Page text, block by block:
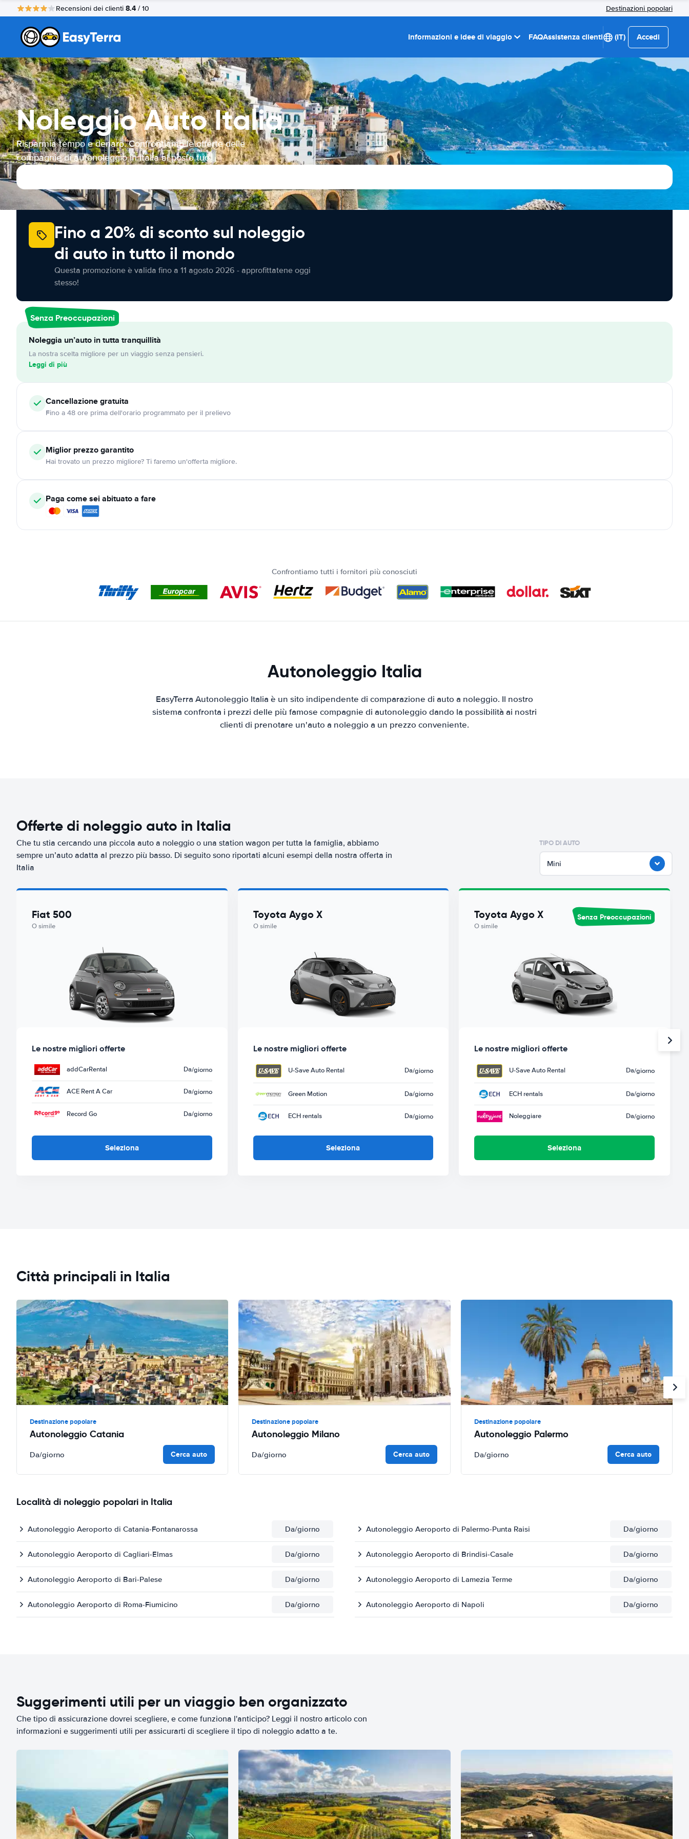
Recensioni dei clienti 8.4 / 10 Destinazioni popolari
Informazioni e idee di viaggio FAQAssistenza clienti (IT) Accedi
Noleggio Auto Italia
Risparmia tempo e denaro. Confrontiamo le offerte delle
compagnie di autonoleggio in Italia al posto tuo.
Fino a 20% di sconto sul noleggio
di auto in tutto il mondo
Questa promozione è valida fino a 11 agosto 2026 - approfittatene oggi
stesso!
Senza Preoccupazioni
Noleggia un’auto in tutta tranquillità
La nostra scelta migliore per un viaggio senza pensieri.
Leggi di più
Cancellazionegratuita
Fino a 48 ore prima dell'orario programmato per il prelievo
Miglior prezzo garantito
Hai trovato un prezzo migliore? Ti faremo un'offerta migliore.
Paga come sei abituato a fare
Confrontiamo tutti i fornitori più conosciuti
Autonoleggio Italia
EasyTerra Autonoleggio Italia è un sito indipendente di comparazione di auto a noleggio. Il nostro
sistema confronta i prezzi delle più famose compagnie di autonoleggio dando la possibilità ai nostri
clienti di prenotare un'auto a noleggio a un prezzo conveniente.
Offerte di noleggio auto in Italia
Che tu stia cercando una piccola auto a noleggio o una station wagon per tutta la famiglia, abbiamo
sempre un’auto adatta al prezzo più basso. Di seguito sono riportati alcuni esempi della nostra offerta in
Italia
TIPO DI AUTO
Mini
Fiat 500
O simile
Le nostre migliori offerte
addCarRental Da/giorno
ACE Rent A Car Da/giorno
Record Go Da/giorno
Seleziona
Toyota Aygo X
O simile
Le nostre migliori offerte
U-Save Auto Rental Da/giorno
Green Motion Da/giorno
ECH rentals Da/giorno
Seleziona
Toyota Aygo X
O simile
Senza Preoccupazioni
Le nostre migliori offerte
U-Save Auto Rental Da/giorno
ECH rentals Da/giorno
Noleggiare Da/giorno
Seleziona
Città principali in Italia
Destinazione popolare
Autonoleggio Catania
Da/giorno Cerca auto
Destinazione popolare
Autonoleggio Milano
Da/giorno Cerca auto
Destinazione popolare
Autonoleggio Palermo
Da/giorno Cerca auto
Località di noleggio popolari in Italia
Autonoleggio Aeroporto di Catania-Fontanarossa Da/giorno Autonoleggio Aeroporto di Palermo-Punta Raisi Da/giorno
Autonoleggio Aeroporto di Cagliari-Elmas Da/giorno Autonoleggio Aeroporto di Brindisi-Casale Da/giorno
Autonoleggio Aeroporto di Bari-Palese Da/giorno Autonoleggio Aeroporto di Lamezia Terme Da/giorno
Autonoleggio Aeroporto di Roma-Fiumicino Da/giorno Autonoleggio Aeroporto di Napoli Da/giorno
Suggerimenti utili per un viaggio ben organizzato
Che tipo di assicurazione dovrei scegliere, e come funziona l'anticipo? Leggi il nostro articolo con
informazioni e suggerimenti utili per assicurarti di scegliere il tipo di noleggio adatto a te.